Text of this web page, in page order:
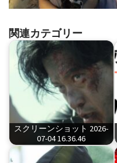
関連カテゴリー
スクリーンショット 2026-
07-04 16.36.46